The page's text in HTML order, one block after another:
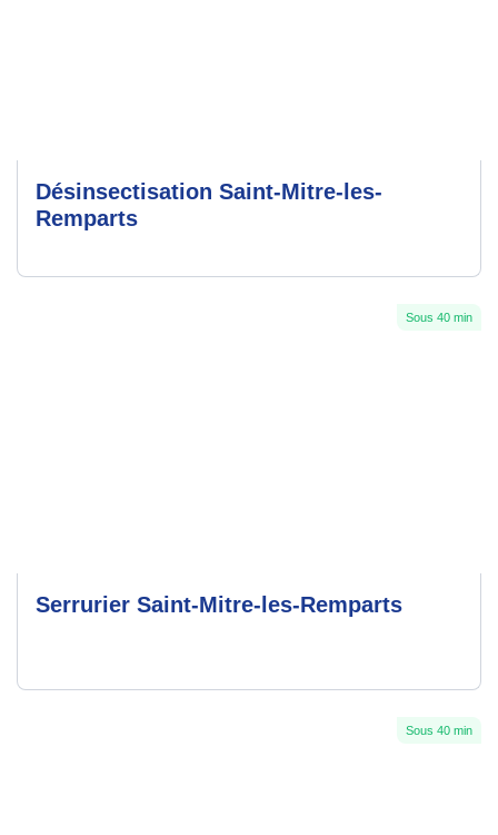
Désinsectisation Saint-Mitre-les-
Remparts
Sous 40 min
Serrurier Saint-Mitre-les-Remparts
Sous 40 min